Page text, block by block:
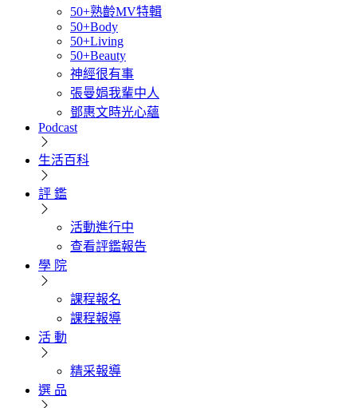
50+熟齡MV特輯
50+Body
50+Living
50+Beauty
神經很有事
張曼娟我輩中人
鄧惠文時光心蘊
Podcast
生活百科
評 鑑
活動進行中
查看評鑑報告
學 院
課程報名
課程報導
活 動
精采報導
選 品